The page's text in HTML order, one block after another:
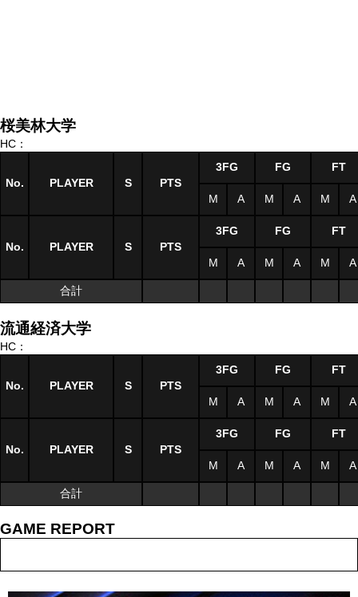
桜美林大学
HC：
No. PLAYER S PTS
3FG FG FT
M A M A M A
No. PLAYER S PTS
3FG FG FT
M A M A M A
合計
流通経済大学
HC：
No. PLAYER S PTS
3FG FG FT
M A M A M A
No. PLAYER S PTS
3FG FG FT
M A M A M A
合計
GAME REPORT